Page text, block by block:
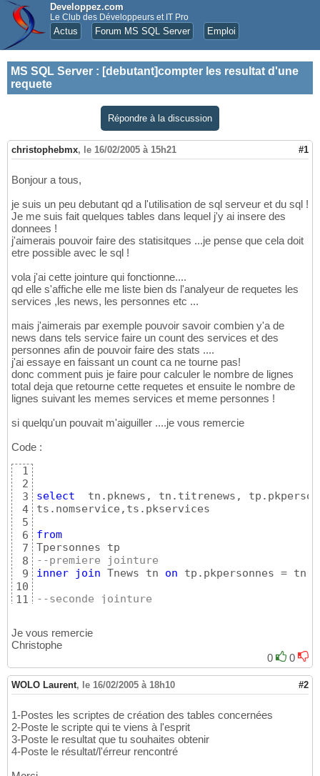
Developpez.com
Le Club des Développeurs et IT Pro
Actus Forum MS SQL Server Emploi
MS SQL Server : [debutant]compter les resultat d'une
requete
Répondre à la discussion
christophebmx, le 16/02/2005 à 15h21 #1
Bonjour a tous,
je suis un peu debutant qd a l'utilisation de sql serveur et du sql !
Je me suis fait quelques tables dans lequel j'y ai insere des
donnees !
j'aimerais pouvoir faire des statisitques ...je pense que cela doit
etre possible avec le sql !
vola j'ai cette jointure qui fonctionne....
qd elle s'affiche elle me liste bien ds l'analyeur de requetes les
services ,les news, les personnes etc ...
mais j'aimerais par exemple pouvoir savoir combien y'a de
news dans tels service faire un count des services et des
personnes afin de pouvoir faire des stats ....
j'ai essaye en faissant un count ca ne tourne pas!
donc comment puis je faire pour calculer le nombre de lignes
total deja que retourne cette requetes et ensuite le nombre de
lignes suivant les memes services et meme personnes !
si quelqu'un pouvait m'aiguiller ....je vous remercie
Code :
1
2
3
4
5
6
7
8
9
10
11
select
tn.pknews, tn.titrenews,
ts.nomservice,ts.pkservices
from
--premiere jointure
inner
join Tnews tn on tp.pkpersonnes =
--seconde jointure
Je vous remercie
Christophe
0
0
WOLO Laurent, le 16/02/2005 à 18h10 #2
1-Postes les scriptes de création des tables concernées
2-Poste le scripte qui te viens à l'esprit
3-Poste le resultat que tu souhaites obtenir
4-Poste le résultat/l'érreur rencontré